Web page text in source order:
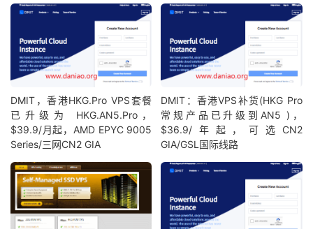
DMIT，香港HKG.Pro VPS套餐
已升级为 HKG.AN5.Pro，
$39.9/月起，AMD EPYC 9005
Series/三网CN2 GIA
DMIT：香港VPS补货(HKG Pro
常规产品已升级到AN5 )，
$36.9/年起，可选CN2
GIA/GSL国际线路